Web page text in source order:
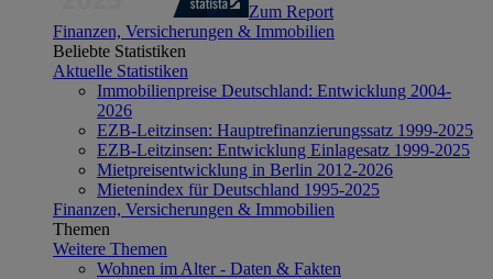
Zum Report
Finanzen, Versicherungen & Immobilien
Beliebte Statistiken
Aktuelle Statistiken
Immobilienpreise Deutschland: Entwicklung 2004-
2026
EZB-Leitzinsen: Hauptrefinanzierungssatz 1999-2025
EZB-Leitzinsen: Entwicklung Einlagesatz 1999-2025
Mietpreisentwicklung in Berlin 2012-2026
Mietenindex für Deutschland 1995-2025
Finanzen, Versicherungen & Immobilien
Themen
Weitere Themen
Wohnen im Alter - Daten & Fakten